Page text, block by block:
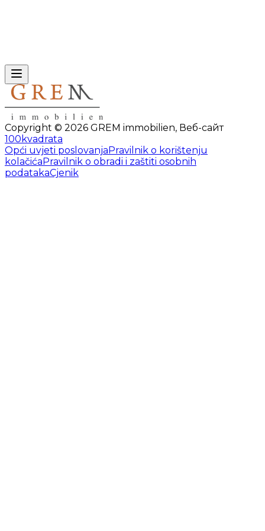
Copyright © 2026 GREM immobilien, Веб-сайт
100kvadrata
Opći uvjeti poslovanjaPravilnik o korištenju
kolačićaPravilnik o obradi i zaštiti osobnih
podatakaCjenik